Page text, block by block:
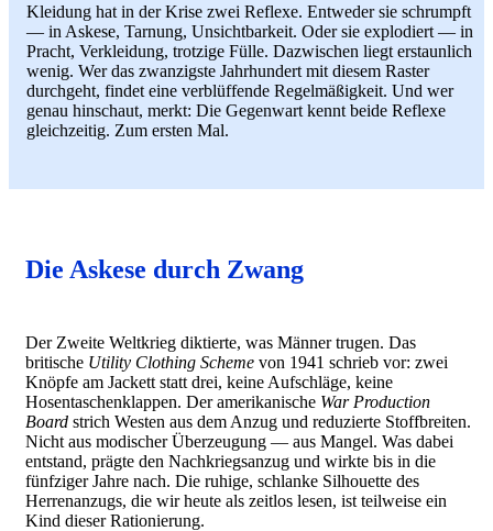
Kleidung hat in der Krise zwei Reflexe. Entweder sie schrumpft
— in Askese, Tarnung, Unsichtbarkeit. Oder sie explodiert — in
Pracht, Verkleidung, trotzige Fülle. Dazwischen liegt erstaunlich
wenig. Wer das zwanzigste Jahrhundert mit diesem Raster
durchgeht, findet eine verblüffende Regelmäßigkeit. Und wer
genau hinschaut, merkt: Die Gegenwart kennt beide Reflexe
gleichzeitig. Zum ersten Mal.
Die Askese durch Zwang
Der Zweite Weltkrieg diktierte, was Männer trugen. Das
britische Utility Clothing Scheme von 1941 schrieb vor: zwei
Knöpfe am Jackett statt drei, keine Aufschläge, keine
Hosentaschenklappen. Der amerikanische War Production
Board strich Westen aus dem Anzug und reduzierte Stoffbreiten.
Nicht aus modischer Überzeugung — aus Mangel. Was dabei
entstand, prägte den Nachkriegsanzug und wirkte bis in die
fünfziger Jahre nach. Die ruhige, schlanke Silhouette des
Herrenanzugs, die wir heute als zeitlos lesen, ist teilweise ein
Kind dieser Rationierung.